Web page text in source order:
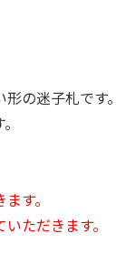
の迷子札です。
す。
ただきます。